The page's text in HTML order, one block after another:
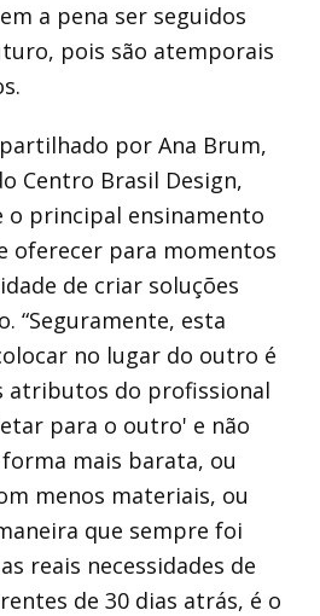
a pena ser seguidos
pois são atemporais
por Ana Brum,
Centro Brasil Design,
o principal ensinamento
oferecer para momentos
de criar soluções
“Seguramente, esta
no lugar do outro é
atributos do profissional
para o outro' e não
mais barata, ou
menos materiais, ou
que sempre foi
reais necessidades de
de 30 dias atrás, é o